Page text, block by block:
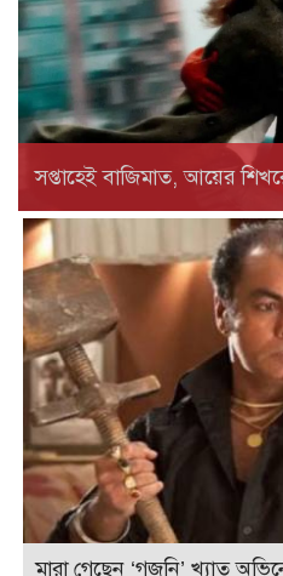
সপ্তাহেই বাজিমাত, আয়ের
মারা গেছেন ‘গজনি’ খ্যাত